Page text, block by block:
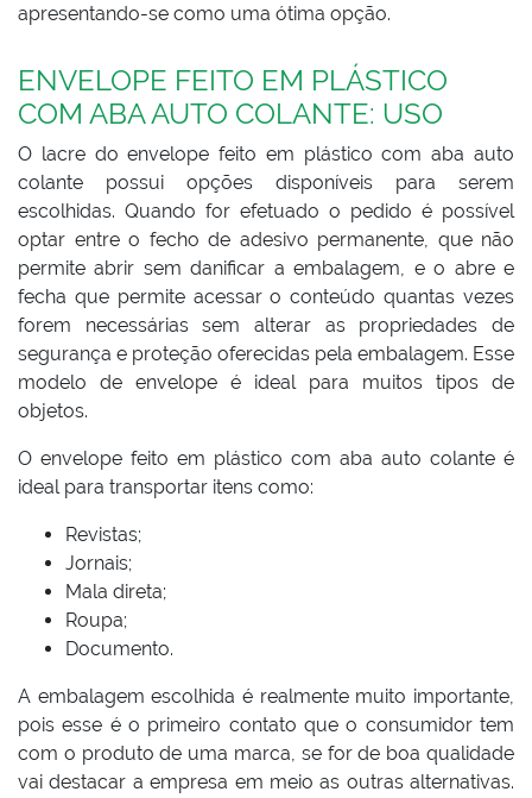
apresentando-se como uma ótima opção.
ENVELOPE FEITO EM PLÁSTICO
COM ABA AUTO COLANTE: USO
O lacre do envelope feito em plástico com aba auto
colante possui opções disponíveis para serem
escolhidas. Quando for efetuado o pedido é possível
optar entre o fecho de adesivo permanente, que não
permite abrir sem danificar a embalagem, e o abre e
fecha que permite acessar o conteúdo quantas vezes
forem necessárias sem alterar as propriedades de
segurança e proteção oferecidas pela embalagem. Esse
modelo de envelope é ideal para muitos tipos de
objetos.
O envelope feito em plástico com aba auto colante é
ideal para transportar itens como:
Revistas;
Jornais;
Mala direta;
Roupa;
Documento.
A embalagem escolhida é realmente muito importante,
pois esse é o primeiro contato que o consumidor tem
com o produto de uma marca, se for de boa qualidade
vai destacar a empresa em meio as outras alternativas.